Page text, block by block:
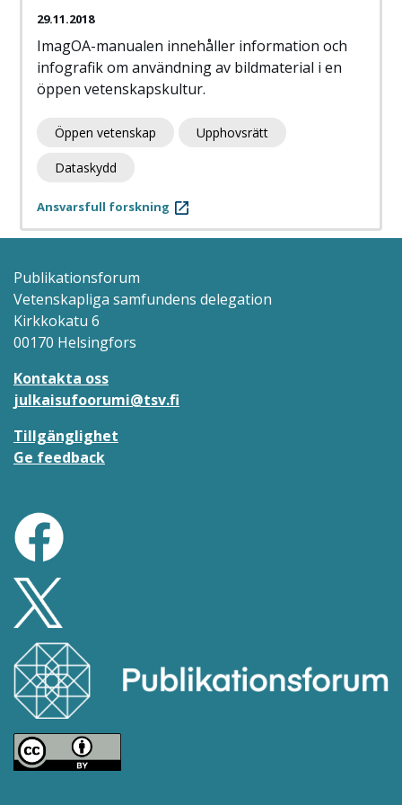
29.11.2018
ImagOA-manualen innehåller information och
infografik om användning av bildmaterial i en
öppen vetenskapskultur.
Öppen vetenskap Upphovsrätt
Dataskydd
Ansvarsfull forskning
Publikationsforum
Vetenskapliga samfundens delegation
Kirkkokatu 6
00170 Helsingfors
Kontakta oss
julkaisufoorumi@tsv.fi
Tillgänglighet
Ge feedback